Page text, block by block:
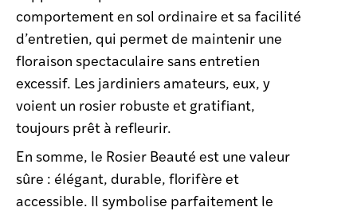
comportement en sol ordinaire et sa facilité
d’entretien, qui permet de maintenir une
floraison spectaculaire sans entretien
excessif. Les jardiniers amateurs, eux, y
voient un rosier robuste et gratifiant,
toujours prêt à refleurir.
En somme, le Rosier Beauté est une valeur
sûre : élégant, durable, florifère et
accessible. Il symbolise parfaitement le